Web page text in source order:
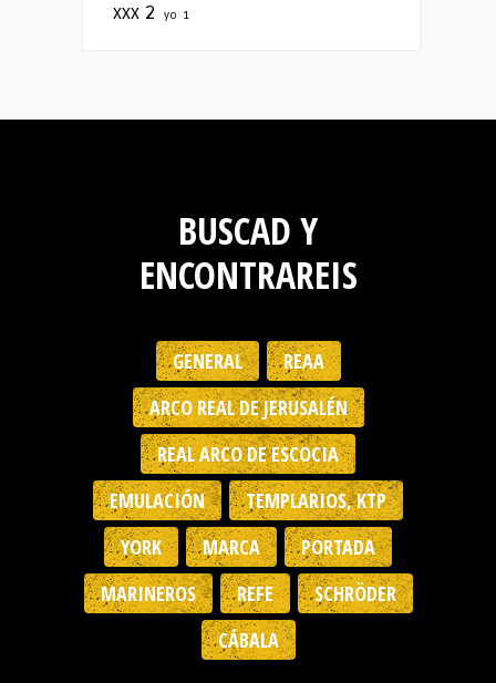
xxx 2 yo 1
BUSCAD Y
ENCONTRAREIS
GENERAL
REAA
ARCO REAL DE JERUSALÉN
REAL ARCO DE ESCOCIA
EMULACIÓN
TEMPLARIOS, KTP
YORK
MARCA
PORTADA
MARINEROS
REFE
SCHRÖDER
CÁBALA